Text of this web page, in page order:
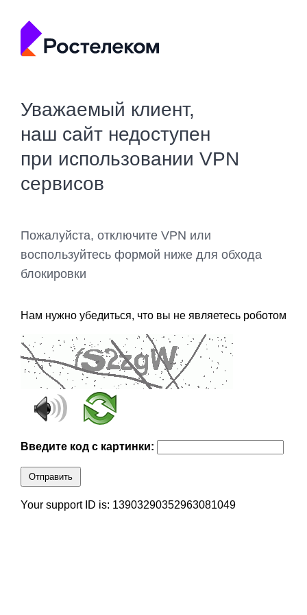
Уважаемый клиент,
наш сайт недоступен
при использовании VPN
сервисов
Пожалуйста, отключите VPN или
воспользуйтесь формой ниже для обхода
блокировки
Нам нужно убедиться, что вы не являетесь роботом
Введите код с картинки:
Отправить
Your support ID is: 13903290352963081049